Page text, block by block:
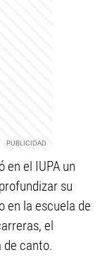
en el IUPA un
su
en la escuela de
el
canto.